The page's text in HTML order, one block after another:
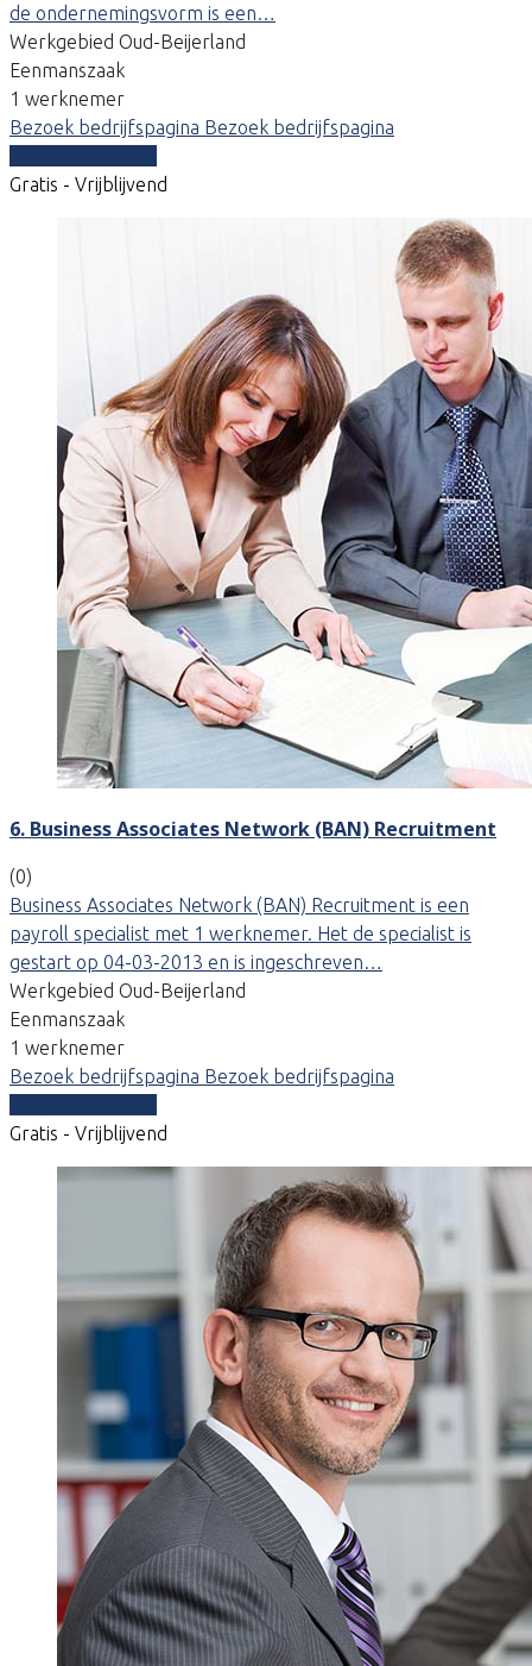
de ondernemingsvorm is een…
Werkgebied Oud-Beijerland
Eenmanszaak
1 werknemer
Bezoek bedrijfspagina Bezoek bedrijfspagina
Gratis - Vrijblijvend
6. Business Associates Network (BAN) Recruitment
(0)
Business Associates Network (BAN) Recruitment is een
payroll specialist met 1 werknemer. Het de specialist is
gestart op 04-03-2013 en is ingeschreven…
Werkgebied Oud-Beijerland
Eenmanszaak
1 werknemer
Bezoek bedrijfspagina Bezoek bedrijfspagina
Gratis - Vrijblijvend